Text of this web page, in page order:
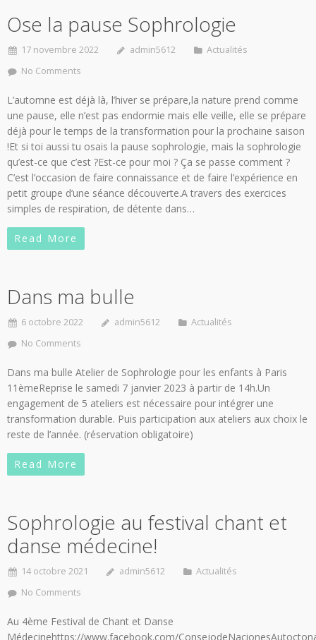
Ose la pause Sophrologie
17 novembre 2022 admin5612
Actualités
No Comments
L’automne est déjà là, l’hiver se prépare,la nature prend comme
une pause, elle n’est pas endormie mais elle veille, elle se prépare
déjà pour le temps de la transformation pour la prochaine saison
!Et si toi aussi tu osais la pause sophrologie, mais la sophrologie
qu’est-ce que c’est ?Est-ce pour moi ? Ça se passe comment ?
C’est l’occasion de faire connaissance et de faire l’expérience en
petit groupe d’une séance découverte.A travers des exercices
simples de respiration, de détente dans…
Read More
Dans ma bulle
6 octobre 2022 admin5612
Actualités
No Comments
Dans ma bulle Atelier de Sophrologie pour les enfants à Paris
11èmeReprise le samedi 7 janvier 2023 à partir de 14h.Un
engagement de 5 ateliers est nécessaire pour intégrer une
transformation durable. Puis participation aux ateliers aux choix le
reste de l’année. (réservation obligatoire)
Read More
Sophrologie au festival chant et
danse médecine!
14 octobre 2021 admin5612
Actualités
No Comments
Au 4ème Festival de Chant et Danse
Médecinehttps://www.facebook.com/